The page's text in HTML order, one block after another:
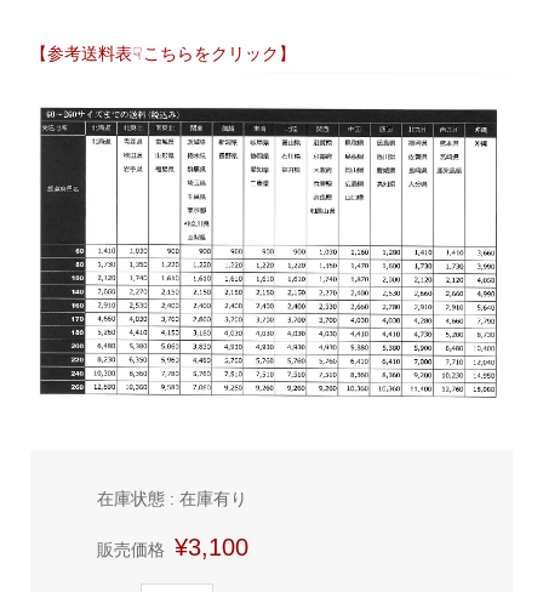
【参考送料表☟こちらをクリック】
在庫状態 : 在庫有り
販売価格 ¥3,100